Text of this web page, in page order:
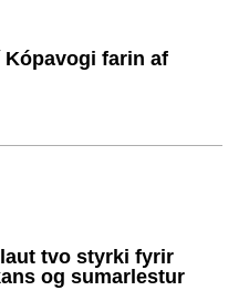
farin af
tvo styrki fyrir
og sumarlestur